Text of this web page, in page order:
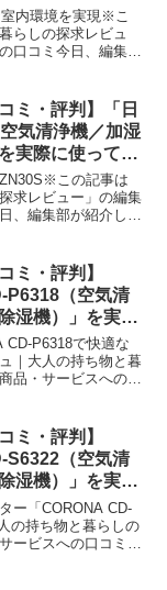
内環境を実現※こ
らしの探求レビュ
口コミ今日、編集部
ミ・評判】「日
気清浄機／加湿
実際に使ってみ
この記事は
求レビュー」の編集
、編集部が紹介した
ミ・評判】
P6318（空気清
湿機）」を実際
感想
CD-P6318で快適な
｜大人の持ち物と暮
品・サービスへの口
ミ・評判】
S6322（空気清
湿機）」を実際
感想
ー「CORONA CD-
の持ち物と暮らしの
ービスへの口コミ今